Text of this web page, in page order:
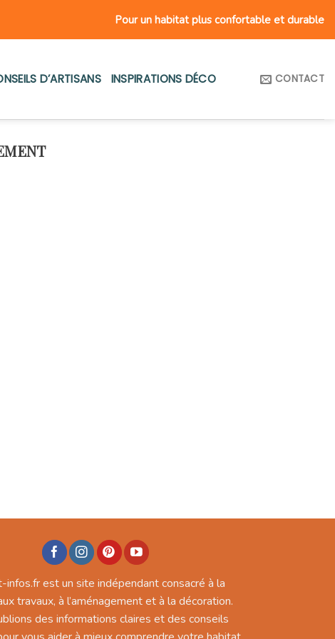
Pour un habitat plus confortable et durable
D’ARTISANS INSPIRATIONS DÉCO CONTACT
infos.fr est un site indépendant consacré à la
travaux, à l’aménagement et à la décoration.
des informations claires et des conseils